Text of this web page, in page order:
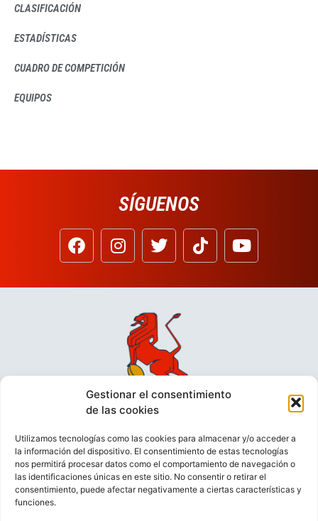
Gestionar el consentimiento
de las cookies
Utilizamos tecnologías como las cookies para almacenar y/o acceder a
la información del dispositivo. El consentimiento de estas tecnologías
nos permitirá procesar datos como el comportamiento de navegación o
las identificaciones únicas en este sitio. No consentir o retirar el
consentimiento, puede afectar negativamente a ciertas características y
funciones.
CLASIFICACIÓN
ESTADÍSTICAS
CUADRO DE COMPETICIÓN
EQUIPOS
SÍGUENOS